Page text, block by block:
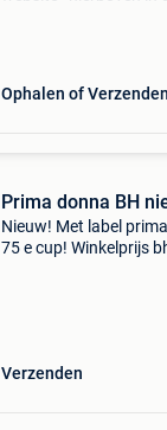
Ophalen of Verzenden
Prima donna BH
Nieuw! Met label
75 e cup! Winkelprijs
Verzenden